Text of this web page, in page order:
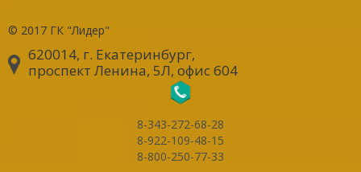
© 2017 ГК "Лидер"
620014, г. Екатеринбург,
проспект Ленина, 5Л, офис 604
8-343-272-68-28
8-922-109-48-15
8-800-250-77-33